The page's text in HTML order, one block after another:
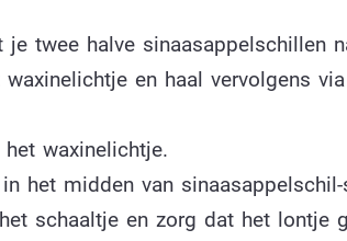
je twee halve sinaasappelschillen
en haal vervolgens
waxinelichtje.
het midden van sinaasappelschil-
schaaltje en zorg dat het lontje